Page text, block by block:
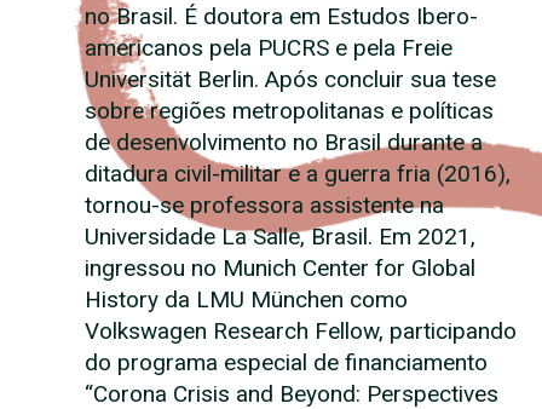
no Brasil. É doutora em Estudos Ibero-
americanos pela PUCRS e pela Freie
Universität Berlin. Após concluir sua tese
sobre regiões metropolitanas e políticas
de desenvolvimento no Brasil durante a
ditadura civil-militar e a guerra fria (2016),
tornou-se professora assistente na
Universidade La Salle, Brasil. Em 2021,
ingressou no Munich Center for Global
History da LMU München como
Volkswagen Research Fellow, participando
do programa especial de financiamento
“Corona Crisis and Beyond: Perspectives